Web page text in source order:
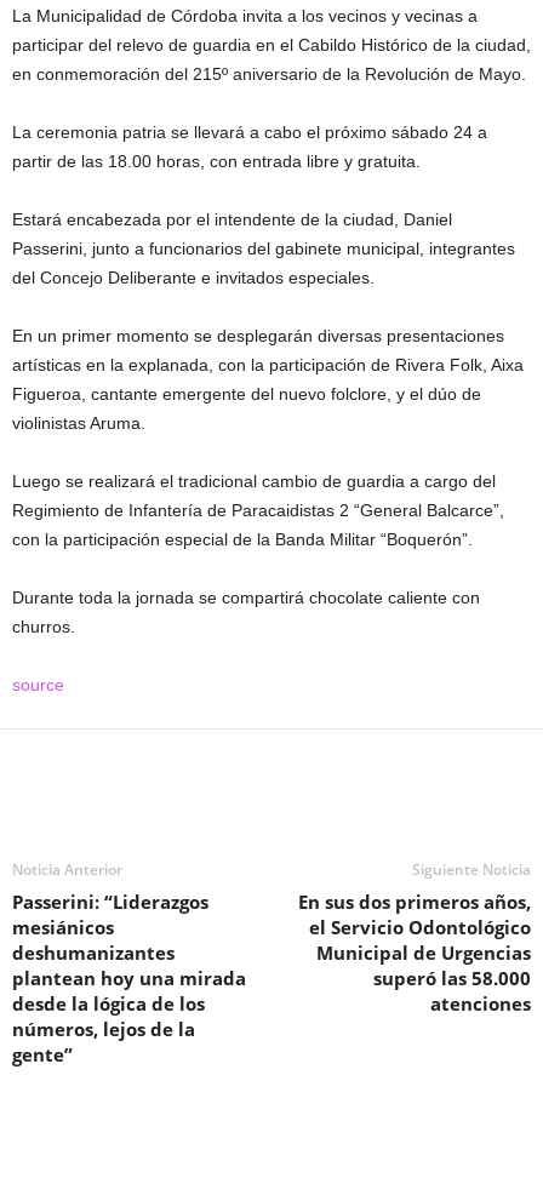
La Municipalidad de Córdoba invita a los vecinos y vecinas a
participar del relevo de guardia en el Cabildo Histórico de la ciudad,
en conmemoración del 215º aniversario de la Revolución de Mayo.
La ceremonia patria se llevará a cabo el próximo sábado 24 a
partir de las 18.00 horas, con entrada libre y gratuita.
Estará encabezada por el intendente de la ciudad, Daniel
Passerini, junto a funcionarios del gabinete municipal, integrantes
del Concejo Deliberante e invitados especiales.
En un primer momento se desplegarán diversas presentaciones
artísticas en la explanada, con la participación de Rivera Folk, Aixa
Figueroa, cantante emergente del nuevo folclore, y el dúo de
violinistas Aruma.
Luego se realizará el tradicional cambio de guardia a cargo del
Regimiento de Infantería de Paracaidistas 2 “General Balcarce”,
con la participación especial de la Banda Militar “Boquerón”.
Durante toda la jornada se compartirá chocolate caliente con
churros.
source
Noticia Anterior
Passerini: “Liderazgos
mesiánicos
deshumanizantes
plantean hoy una mirada
desde la lógica de los
números, lejos de la
gente”
Siguiente Noticia
En sus dos primeros años,
el Servicio Odontológico
Municipal de Urgencias
superó las 58.000
atenciones